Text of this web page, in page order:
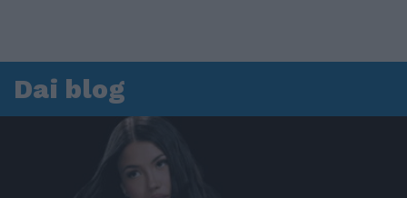
Dai blog